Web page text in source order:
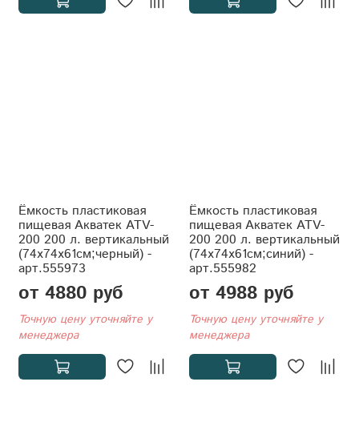
Ёмкость пластиковая
пищевая Акватек ATV-
200 200 л. вертикальный
(74x74x61см;черный) -
арт.555973
от 4880 руб
Точную цену уточняйте у
менеджера
Ёмкость пластиковая
пищевая Акватек ATV-
200 200 л. вертикальный
(74x74x61см;синий) -
арт.555982
от 4988 руб
Точную цену уточняйте у
менеджера